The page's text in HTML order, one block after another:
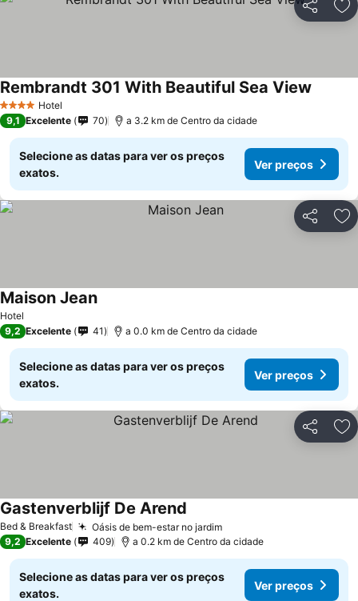
Partilhar
4 EstrelasHotel
Rembrandt 301 With Beautiful Sea View
9,1 Excelente 70 a 3.2 km de Centro da cidade
Selecione as datas para ver os preços
exatos.
Ver preços
Partilhar
Hotel
Maison Jean
9,2 Excelente 41 a 0.0 km de Centro da cidade
Selecione as datas para ver os preços
exatos.
Ver preços
Partilhar
Bed & Breakfast Oásis de bem-estar no jardim
Gastenverblijf De Arend
9,2 Excelente 409 a 0.2 km de Centro da cidade
Selecione as datas para ver os preços
exatos.
Ver preços